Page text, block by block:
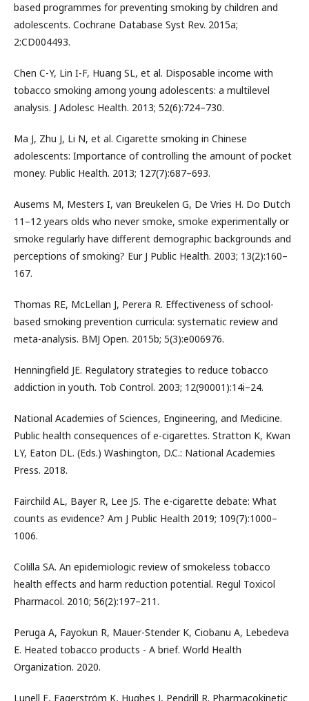
based programmes for preventing smoking by children and
adolescents. Cochrane Database Syst Rev. 2015a;
2:CD004493.
Chen C-Y, Lin I-F, Huang SL, et al. Disposable income with
tobacco smoking among young adolescents: a multilevel
analysis. J Adolesc Health. 2013; 52(6):724–730.
Ma J, Zhu J, Li N, et al. Cigarette smoking in Chinese
adolescents: Importance of controlling the amount of pocket
money. Public Health. 2013; 127(7):687–693.
Ausems M, Mesters I, van Breukelen G, De Vries H. Do Dutch
11–12 years olds who never smoke, smoke experimentally or
smoke regularly have different demographic backgrounds and
perceptions of smoking? Eur J Public Health. 2003; 13(2):160–
167.
Thomas RE, McLellan J, Perera R. Effectiveness of school-
based smoking prevention curricula: systematic review and
meta-analysis. BMJ Open. 2015b; 5(3):e006976.
Henningfield JE. Regulatory strategies to reduce tobacco
addiction in youth. Tob Control. 2003; 12(90001):14i–24.
National Academies of Sciences, Engineering, and Medicine.
Public health consequences of e-cigarettes. Stratton K, Kwan
LY, Eaton DL. (Eds.) Washington, D.C.: National Academies
Press. 2018.
Fairchild AL, Bayer R, Lee JS. The e-cigarette debate: What
counts as evidence? Am J Public Health 2019; 109(7):1000–
1006.
Colilla SA. An epidemiologic review of smokeless tobacco
health effects and harm reduction potential. Regul Toxicol
Pharmacol. 2010; 56(2):197–211.
Peruga A, Fayokun R, Mauer-Stender K, Ciobanu A, Lebedeva
E. Heated tobacco products - A brief. World Health
Organization. 2020.
Lunell E, Fagerström K, Hughes J, Pendrill R. Pharmacokinetic